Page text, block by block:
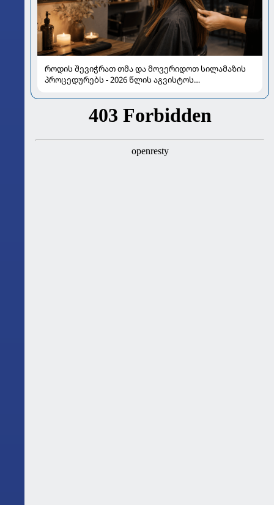
როდის შევიჭრათ თმა და მოვერიდოთ სილამაზის
პროცედურებს - 2026 წლის აგვისტოს